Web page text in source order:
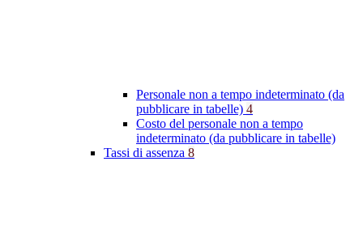
Personale non a tempo indeterminato (da
pubblicare in tabelle) 4
Costo del personale non a tempo
indeterminato (da pubblicare in tabelle)
Tassi di assenza 8